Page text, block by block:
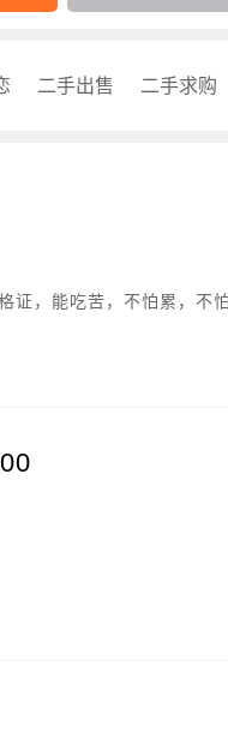
二手出售 二手求购
证，能吃苦，不怕累，不